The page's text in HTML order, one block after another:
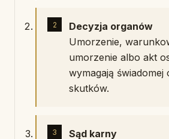
Decyzja organów
Umorzenie,
umorzenie albo akt
wymagają świadomej
skutków.
Sąd karny